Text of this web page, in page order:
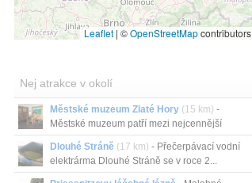
Leaflet | ©OpenStreetMapcontributors
Nej atrakce v okolí
Městské muzeum Zlaté Hory (15 km) -
Městské muzeum patří mezi nejcennější
stave...
Dlouhé Stráně (17 km) - Přečerpávací vodní
elektrárma Dlouhé Stráně se v roce 2...